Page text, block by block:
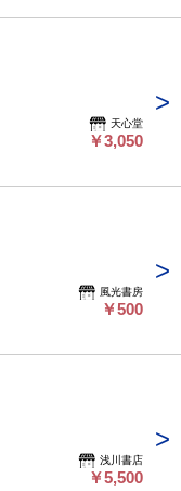
天心堂
￥3,050
風光書房
￥500
浅川書店
￥5,500